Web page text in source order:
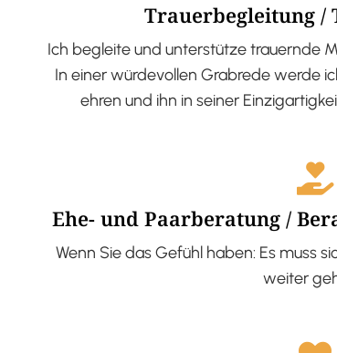
Trauerbegleitung
Ich begleite und unterstütze trauernde
In einer würdevollen Grabrede werde
ehren und ihn in seiner
Ehe- und Paarberatung /
Wenn Sie das Gefühl haben: Es muss
weiter